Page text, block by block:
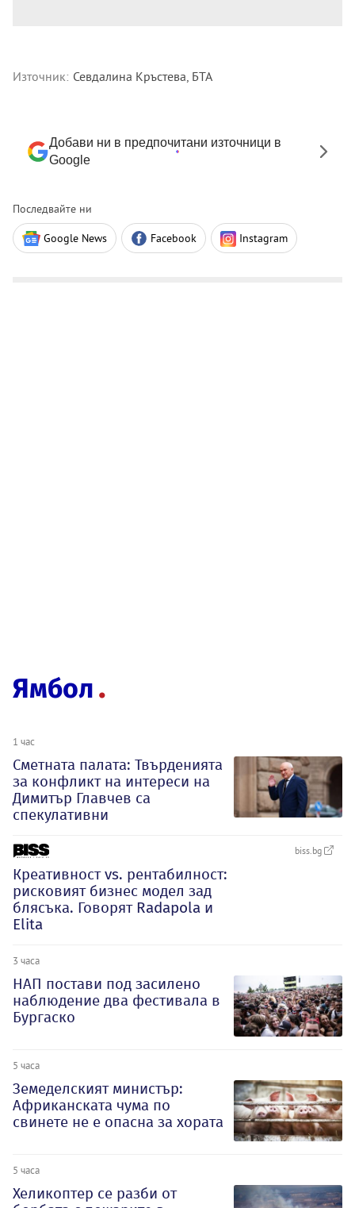
Източник: Севдалина Кръстева, БТА
Добави ни в предпочитани източници в
Google
Последвайте ни
Google News Facebook Instagram
Ямбол
1 час
Сметната палата: Твърденията
за конфликт на интереси на
Димитър Главчев са
спекулативни
biss.bg
Креативност vs. рентабилност:
рисковият бизнес модел зад
блясъка. Говорят Radapola и
Elita
3 часа
НАП постави под засилено
наблюдение два фестивала в
Бургаско
5 часа
Земеделският министър:
Африканската чума по
свинете не е опасна за хората
5 часа
Хеликоптер се разби от